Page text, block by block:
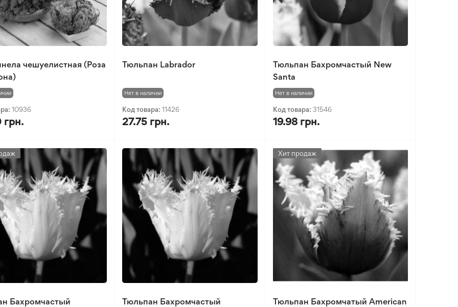
чешуелистная (Роза
10936
Тюльпан Labrador
Нет в наличии
Код товара:11426
27.75 грн.
Тюльпан Бахромчастый New
Santa
Нет в наличии
Код товара: 31546
19.98 грн.
Бахромчастый
Тюльпан Бахромчастый
Хит продаж
Тюльпан Бахромчатый American